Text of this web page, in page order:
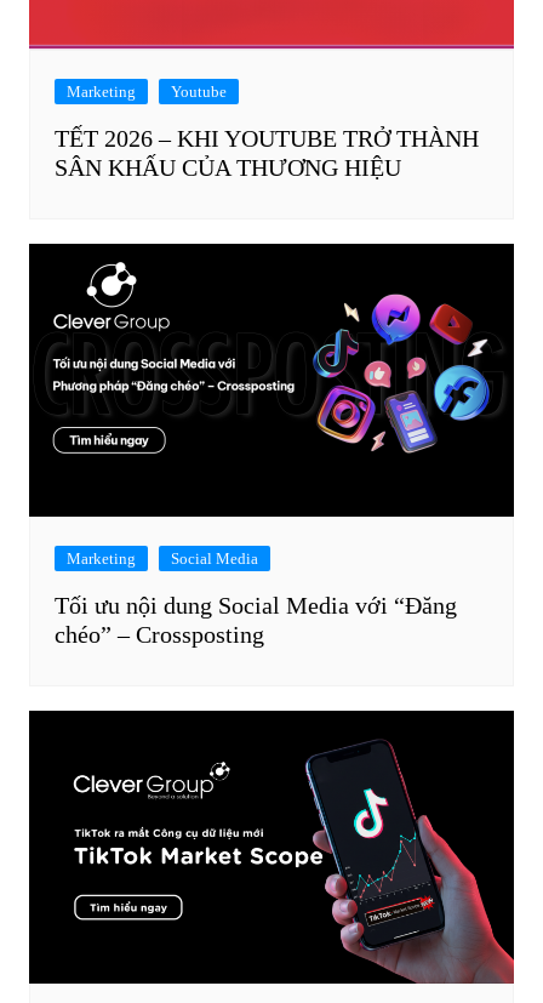
Marketing Youtube
TẾT 2026 – KHI YOUTUBE TRỞ THÀNH
SÂN KHẤU CỦA THƯƠNG HIỆU
Marketing Social Media
Tối ưu nội dung Social Media với “Đăng
chéo” – Crossposting